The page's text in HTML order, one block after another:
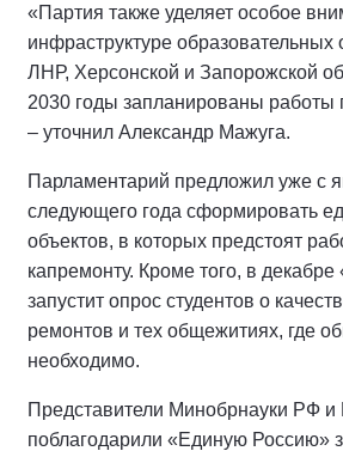
«Партия также уделяет особое
инфраструктуре образовательных
ЛНР, Херсонской и Запорожской
2030 годы запланированы работы
– уточнил Александр Мажуга.
Парламентарий предложил уже с
следующего года сформировать
объектов, в которых предстоят
капремонту. Кроме того, в
запустит опрос студентов о
ремонтов и тех общежитиях, где
необходимо.
Представители Минобрнауки РФ
поблагодарили «Единую Россию»